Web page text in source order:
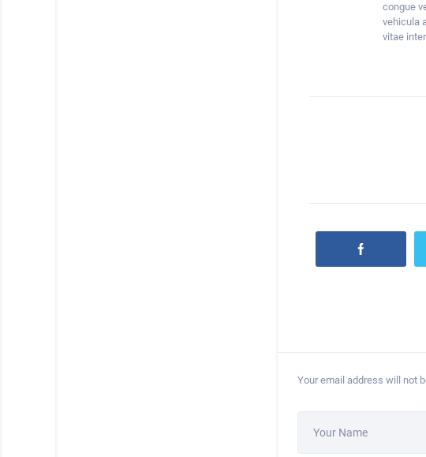
congue
vehicula
vitae
Your email address will not
Your Name